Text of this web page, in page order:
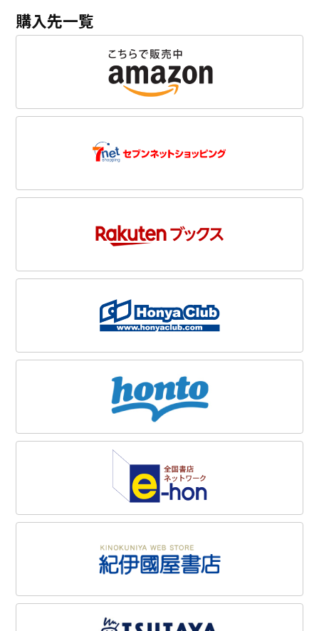
購入先一覧